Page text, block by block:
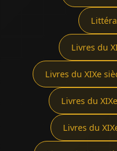
Livres du
Livres du XIXe
Livres du
Livres du